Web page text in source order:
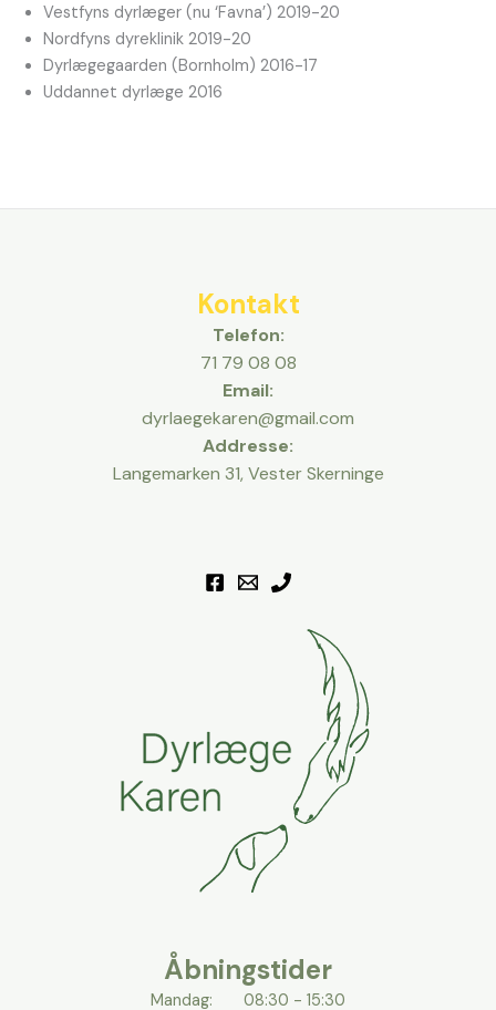
Vestfyns dyrlæger (nu ‘Favna’) 2019-20
Nordfyns dyreklinik 2019-20
Dyrlægegaarden (Bornholm) 2016-17
Uddannet dyrlæge 2016
Kontakt
Telefon:
71 79 08 08
Email:
dyrlaegekaren@gmail.com
Addresse:
Langemarken 31, Vester Skerninge
Åbningstider
Mandag: 08:30 - 15:30